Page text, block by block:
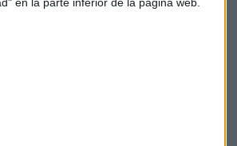
en la parte inferior de la página web.